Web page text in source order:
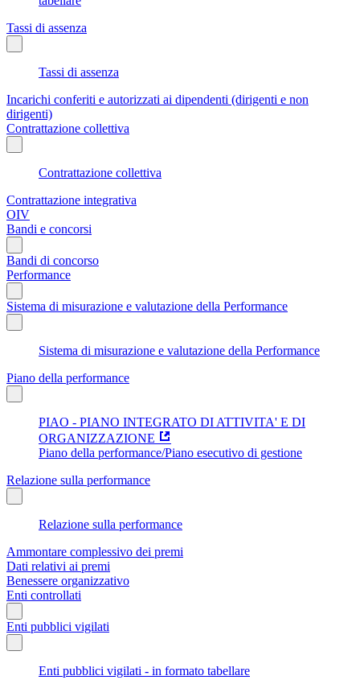
Tassi di assenza
Tassi di assenza
Incarichi conferiti e autorizzati ai dipendenti (dirigenti e non
dirigenti)
Contrattazione collettiva
Contrattazione collettiva
Contrattazione integrativa
OIV
Bandi e concorsi
Bandi di concorso
Performance
Sistema di misurazione e valutazione della Performance
Sistema di misurazione e valutazione della Performance
Piano della performance
PIAO - PIANO INTEGRATO DI ATTIVITA' E DI
ORGANIZZAZIONE
Piano della performance/Piano esecutivo di gestione
Relazione sulla performance
Relazione sulla performance
Ammontare complessivo dei premi
Dati relativi ai premi
Benessere organizzativo
Enti controllati
Enti pubblici vigilati
Enti pubblici vigilati - in formato tabellare